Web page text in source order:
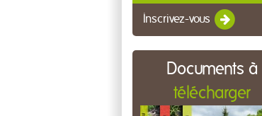
Inscrivez-vous
Documents à
télécharger